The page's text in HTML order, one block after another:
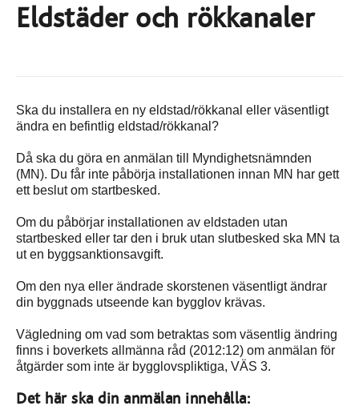
Eldstäder och rökkanaler
Ska du installera en ny eldstad/rökkanal eller väsentligt
ändra en befintlig eldstad/rökkanal?
Då ska du göra en anmälan till Myndighetsnämnden
(MN). Du får inte påbörja installationen innan MN har gett
ett beslut om startbesked.
Om du påbörjar installationen av eldstaden utan
startbesked eller tar den i bruk utan slutbesked ska MN ta
ut en byggsanktionsavgift.
Om den nya eller ändrade skorstenen väsentligt ändrar
din byggnads utseende kan bygglov krävas.
Vägledning om vad som betraktas som väsentlig ändring
finns i boverkets allmänna råd (2012:12) om anmälan för
åtgärder som inte är bygglovspliktiga, VÄS 3.
Det här ska din anmälan innehålla: